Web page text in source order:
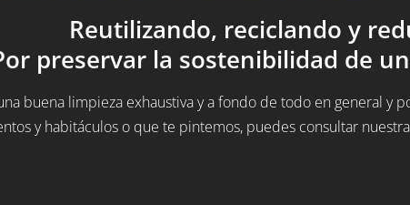
Reutilizando, reciclando y
preservar la sostenibilidad de
buena limpieza exhaustiva y a fondo de todo en general y
y habitáculos o que te pintemos, puedes consultar